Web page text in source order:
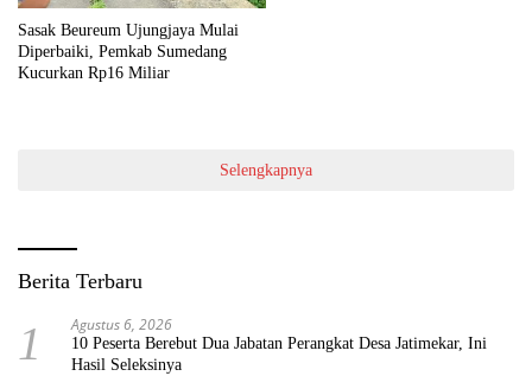
Sasak Beureum Ujungjaya Mulai
Diperbaiki, Pemkab Sumedang
Kucurkan Rp16 Miliar
Selengkapnya
Berita Terbaru
1 Agustus 6, 2026
10 Peserta Berebut Dua Jabatan Perangkat Desa Jatimekar, Ini
Hasil Seleksinya